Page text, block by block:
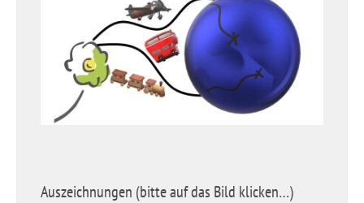
Auszeichnungen (bitte auf das Bild klicken…)